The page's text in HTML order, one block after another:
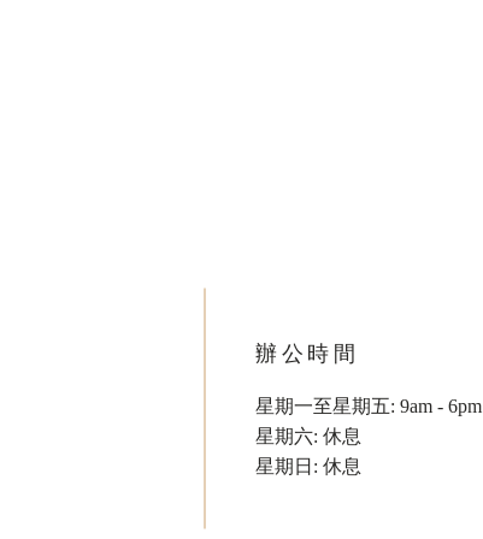
辦公時間
星期一至星期五: 9am - 6pm
星期六: 休息
星期日: 休息